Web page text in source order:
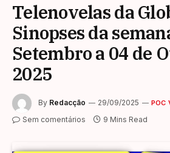
Telenovelas da
Sinopses da
Setembro a 04 de
2025
By Redacção 29/09/2025 POC
Sem comentários 9 Mins Read